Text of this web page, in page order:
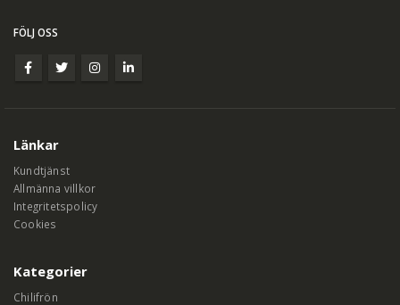
FÖLJ OSS
Länkar
Kundtjänst
Allmänna villkor
Integritetspolicy
Cookies
Kategorier
Chilifrön